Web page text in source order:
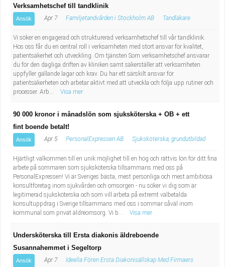
Verksamhetschef till tandklinik
Ansök Apr 7 Familjetandvården i Stockholm AB Tandläkare
Vi söker en engagerad och strukturerad verksamhetschef till vår tandklinik.
Hos oss får du en central roll i verksamheten med stort ansvar för kvalitet,
patientsäkerhet och utveckling. Om tjänsten Som verksamhetschef ansvarar
du för den dagliga driften av kliniken samt säkerställer att verksamheten
uppfyller gällande lagar och krav. Du har ett särskilt ansvar för
patientsäkerheten och arbetar aktivt med att utveckla och följa upp rutiner och
processer. Arb...
Visa mer
90 000 kronor i månadslön som sjuksköterska + OB + ett
fint boende betalt!
Ansök Apr 5 PersonalExpressen AB Sjuksköterska, grundutbildad
Hjärtligt välkommen till en unik möjlighet till en hög och rättvis lön för ditt fina
arbete på sommaren som sjuksköterska tillsammans med oss på
PersonalExpressen! Vi är Sveriges bästa, mest personliga och mest ambitiösa
konsultföretag inom sjukvården och omsorgen - nu söker vi dig som är
legitimerad sjuksköterska och som vill arbeta på extremt välbetalda
konsultuppdrag i Sverige tillsammans med oss i sommar såväl inom
kommunal som privat äldreomsorg. Vi b...
Visa mer
Undersköterska till Ersta diakonis äldreboende
Susannahemmet i Segeltorp
Ansök Apr 7 Ideella Fören Ersta Diakonisällskap Med Firmaers